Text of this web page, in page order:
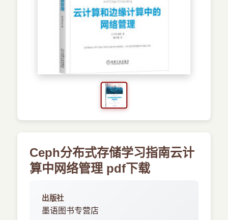
预订书籍
Ceph分布式存储学习指南云计
算中网络管理 pdf下载
出版社
墨语图书专营店